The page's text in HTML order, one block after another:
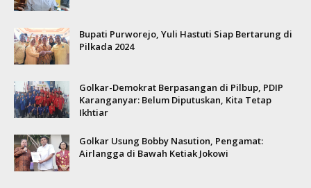
Bupati Purworejo, Yuli Hastuti Siap Bertarung di
Pilkada 2024
Golkar-Demokrat Berpasangan di Pilbup, PDIP
Karanganyar: Belum Diputuskan, Kita Tetap
Ikhtiar
Golkar Usung Bobby Nasution, Pengamat:
Airlangga di Bawah Ketiak Jokowi